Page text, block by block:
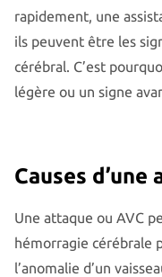
rapidement, une
ils peuvent être les
cérébral. C’est
légère ou un signe
Causes d’une
Une attaque ou AVC
hémorragie cérébrale
l’anomalie d’un